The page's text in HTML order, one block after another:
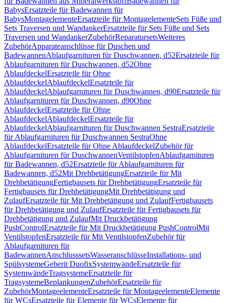
BabysErsatzteile für Badewannen für
BabysMontagelementeErsatzteile für MontagelementeSets Füße und
Sets Traversen und WandankerErsatzteile für Sets Füße und Sets
Traversen und WandankerZubehörReparatursetsWeiteres
ZubehörApparateanschlüsse für Duschen und
BadewannenAblaufgarnituren für Duschwannen, d52Ersatzteile für
Ablaufgarnituren für Duschwannen, d52Ohne
AblaufdeckelErsatzteile für Ohne
AblaufdeckelAblaufdeckelErsatzteile für
AblaufdeckelAblaufgarnituren für Duschwannen, d90Ersatzteile für
Ablaufgarnituren für Duschwannen, d90Ohne
AblaufdeckelErsatzteile für Ohne
AblaufdeckelAblaufdeckelErsatzteile für
AblaufdeckelAblaufgarnituren für Duschwannen SestraErsatzteile
für Ablaufgarnituren für Duschwannen SestraOhne
AblaufdeckelErsatzteile für Ohne AblaufdeckelZubehör für
Ablaufgarnituren für DuschwannenVentilstopfenAblaufgarnituren
für Badewannen, d52Ersatzteile für Ablaufgarnituren für
Badewannen, d52Mit DrehbetätigungErsatzteile für Mit
DrehbetätigungFertigbausets für DrehbetätigungErsatzteile für
Fertigbausets für DrehbetätigungMit Drehbetätigung und
ZulaufErsatzteile für Mit Drehbetätigung und ZulaufFertigbausets
für Drehbetätigung und ZulaufErsatzteile für Fertigbausets für
Drehbetätigung und ZulaufMit Druckbetätigung
PushControlErsatzteile für Mit Druckbetätigung PushControlMit
VentilstopfenErsatzteile für Mit VentilstopfenZubehör für
Ablaufgarnituren für
BadewannenAnschlusssetsWasseranschlüsseInstallations- und
SpülsystemeGeberit DuofixSystemwändeErsatzteile für
SystemwändeTragsystemeErsatzteile für
TragsystemeBeplankungenZubehörErsatzteile für
ZubehörMontageelementeErsatzteile für MontageelementeElemente
für WCsErsatzteile für Elemente für WCsElemente für